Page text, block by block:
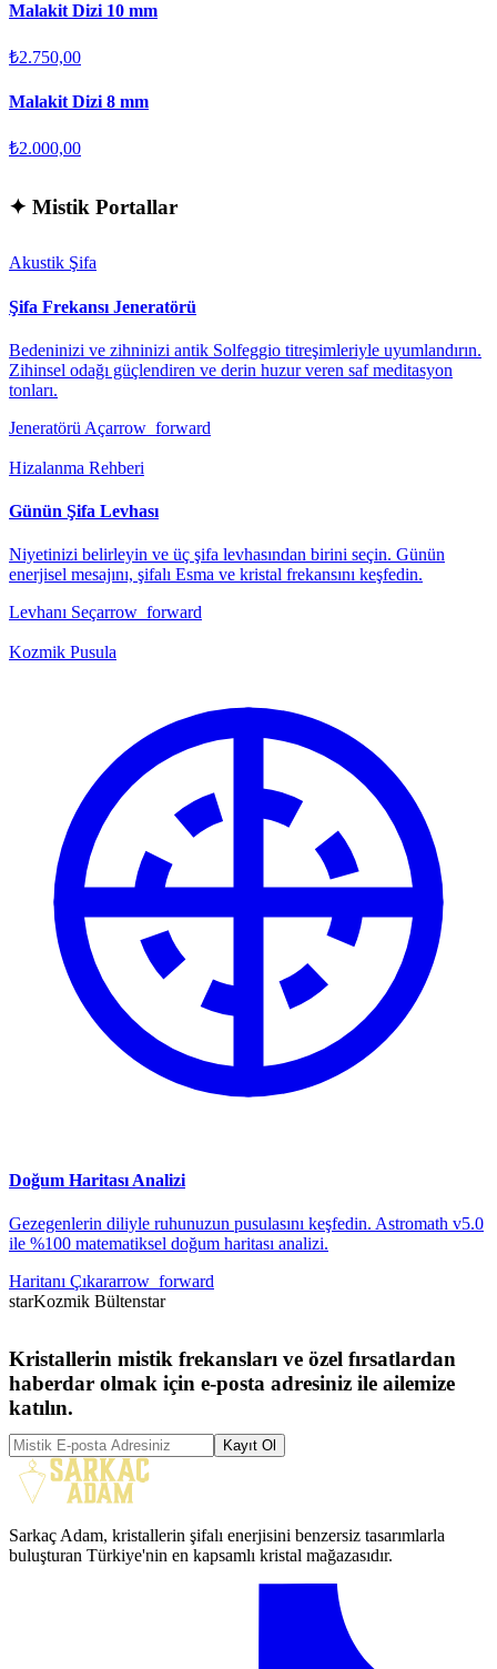
Malakit Dizi 10 mm
₺2.750,00
Malakit Dizi 8 mm
₺2.000,00
✦ Mistik Portallar
Akustik Şifa
Şifa Frekansı Jeneratörü
Bedeninizi ve zihninizi antik Solfeggio titreşimleriyle uyumlandırın.
Zihinsel odağı güçlendiren ve derin huzur veren saf meditasyon
tonları.
Jeneratörü Açarrow_forward
Hizalanma Rehberi
Günün Şifa Levhası
Niyetinizi belirleyin ve üç şifa levhasından birini seçin. Günün
enerjisel mesajını, şifalı Esma ve kristal frekansını keşfedin.
Levhanı Seçarrow_forward
Kozmik Pusula
Doğum Haritası Analizi
Gezegenlerin diliyle ruhunuzun pusulasını keşfedin. Astromath v5.0
ile %100 matematiksel doğum haritası analizi.
Haritanı Çıkararrow_forward
starKozmik Bültenstar
Kristallerin mistik frekansları ve özel fırsatlardan
haberdar olmak için e-posta adresiniz ile ailemize
katılın.
Kayıt Ol
Sarkaç Adam, kristallerin şifalı enerjisini benzersiz tasarımlarla
buluşturan Türkiye'nin en kapsamlı kristal mağazasıdır.